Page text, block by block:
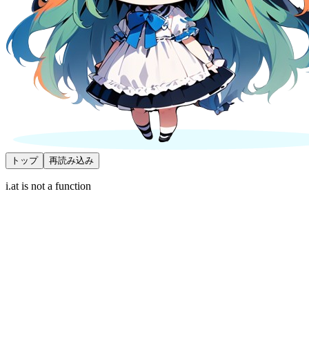
トップ 再読み込み
i.at is not a function